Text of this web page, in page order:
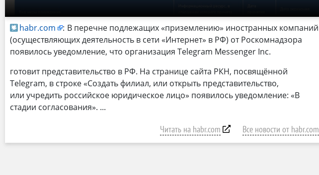
habr.com : В перечне подлежащих «приземлению» иностранных компаний
(осуществляющих деятельность в сети «Интернет» в РФ) от Роскомнадзора
появилось уведомление, что организация Telegram Messenger Inc.
готовит представительство в РФ. На странице сайта РКН, посвящённой
Telegram, в строке «Создать филиал, или открыть представительство,
или учредить российское юридическое лицо» появилось уведомление: «В
стадии согласования».
Читать на habr.com Все новости от habr.com